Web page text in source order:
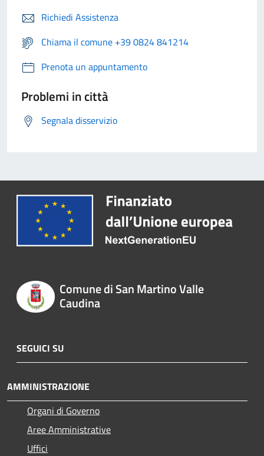
Richiedi Assistenza
Chiama il comune +39 0824 841214
Prenota un appuntamento
Problemi in città
Segnala disservizio
Comune di San Martino Valle
Caudina
SEGUICI SU
AMMINISTRAZIONE
Organi di Governo
Aree Amministrative
Uffici